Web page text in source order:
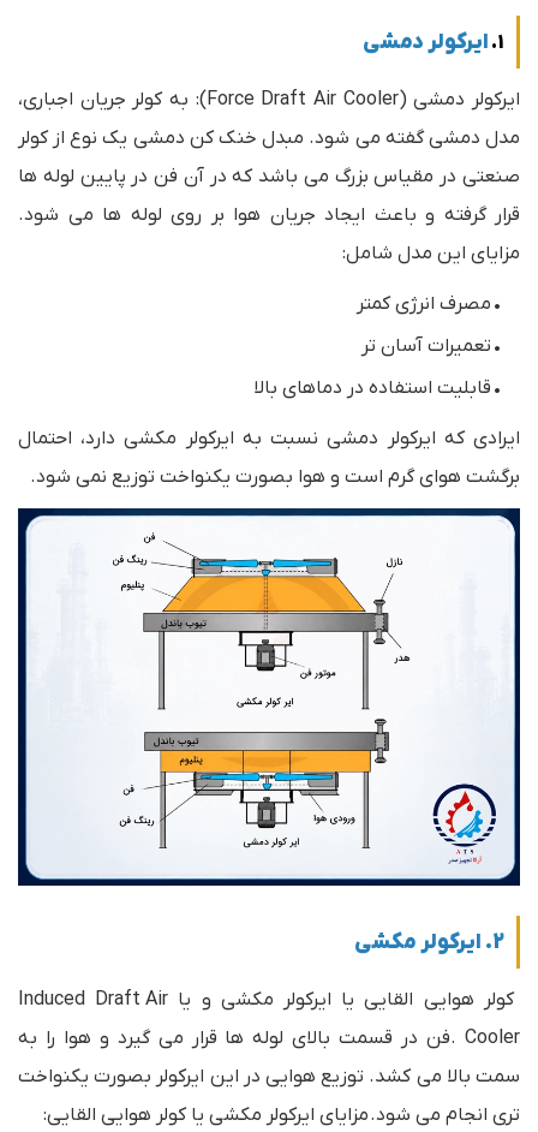
1. ایرکولر دمشی
ایرکولر دمشی (Force Draft Air Cooler): به کولر جریان اجباری،
مدل دمشی گفته می شود. مبدل خنک کن دمشی یک نوع از کولر
صنعتی در مقیاس بزرگ می باشد که در آن فن در پایین لوله ها
قرار گرفته و باعث ایجاد جریان هوا بر روی لوله ها می شود.
مزایای این مدل شامل:
• مصرف انرژی کمتر
• تعمیرات آسان تر
• قابلیت استفاده در دماهای بالا
ایرادی که ایرکولر دمشی نسبت به ایرکولر مکشی دارد، احتمال
برگشت هوای گرم است و هوا بصورت یکنواخت توزیع نمی شود.
2. ایرکولر مکشی
کولر هوایی القایی یا ایرکولر مکشی و یا Induced Draft Air
Cooler .فن در قسمت بالای لوله ها قرار می گیرد و هوا را به
سمت بالا می کشد. توزیع هوایی در این ایرکولر بصورت یکنواخت
تری انجام می شود.مزایای ایرکولر مکشی یا کولر هوایی القایی: